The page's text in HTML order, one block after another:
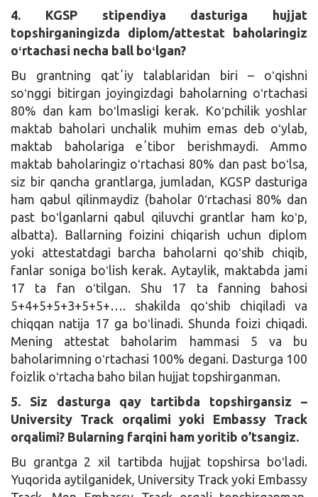
4. KGSP stipendiya dasturiga hujjat
topshirganingizda diplom/attestat baholaringiz
oʻrtachasi necha ball boʻlgan?
Bu grantning qatʼiy talablaridan biri – oʻqishni
soʻnggi bitirgan joyingizdagi baholarning oʻrtachasi
80% dan kam boʻlmasligi kerak. Koʻpchilik yoshlar
maktab baholari unchalik muhim emas deb oʻylab,
maktab baholariga eʼtibor berishmaydi. Ammo
maktab baholaringiz oʻrtachasi 80% dan past boʻlsa,
siz bir qancha grantlarga, jumladan, KGSP dasturiga
ham qabul qilinmaydiz (baholar 0ʻrtachasi 80% dan
past boʻlganlarni qabul qiluvchi grantlar ham koʻp,
albatta). Ballarning foizini chiqarish uchun diplom
yoki attestatdagi barcha baholarni qoʻshib chiqib,
fanlar soniga boʻlish kerak. Aytaylik, maktabda jami
17 ta fan oʻtilgan. Shu 17 ta fanning bahosi
5+4+5+5+3+5+5+…. shakilda qoʻshib chiqiladi va
chiqqan natija 17 ga boʻlinadi. Shunda foizi chiqadi.
Mening attestat baholarim hammasi 5 va bu
baholarimning oʻrtachasi 100% degani. Dasturga 100
foizlik oʻrtacha baho bilan hujjat topshirganman.
5. Siz dasturga qay tartibda topshirgansiz –
University Track orqalimi yoki Embassy Track
orqalimi? Bularning farqini ham yoritib o’tsangiz.
Bu grantga 2 xil tartibda hujjat topshirsa boʻladi.
Yuqorida aytilganidek, University Track yoki Embassy